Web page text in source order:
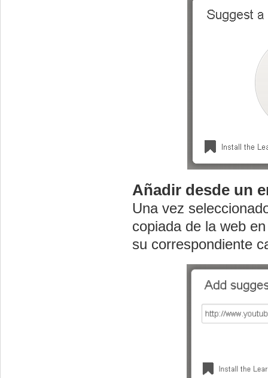
Añadir desde un
Una vez
copiada de la web
su correspondiente